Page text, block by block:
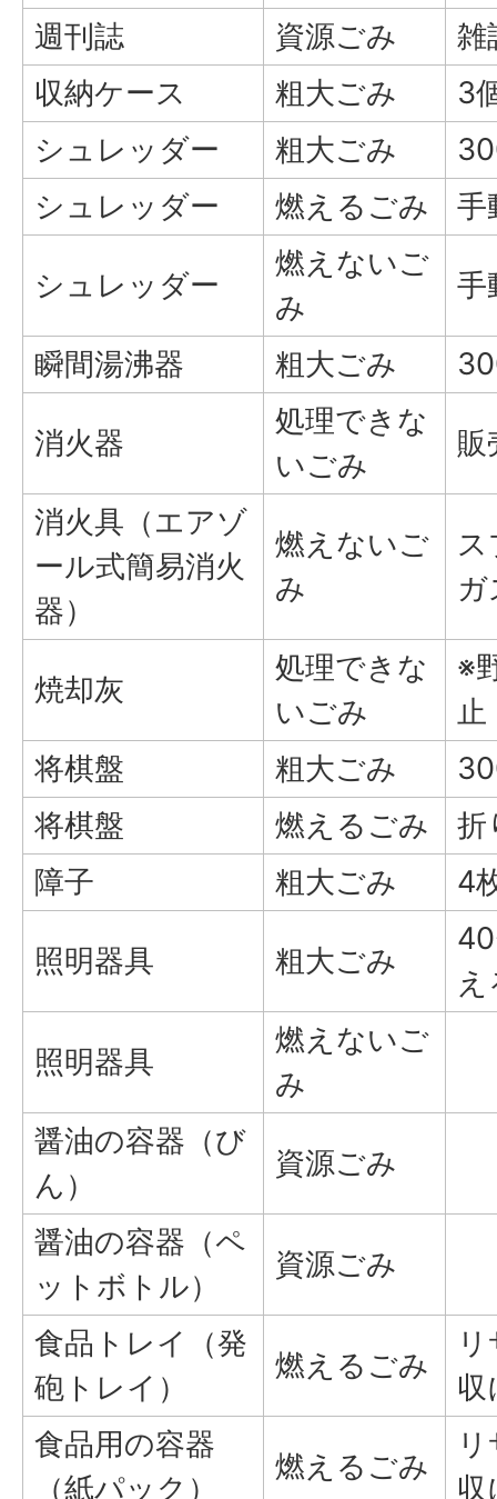
週刊誌 資源ごみ
雑
収納ケース
粗大ごみ
3
シュレッダー
粗大ごみ
シュレッダー
燃えるごみ 手
シュレッダー
燃えないご
み
手
瞬間湯沸器 粗大ごみ
消火器
処理できな
いごみ
販
消火具（エアゾ
ール式簡易消火
器）
燃えないご
み
ス
焼却灰
処理できな
いごみ
※
止
将棋盤
粗大ごみ
将棋盤
燃えるごみ
折
障子
粗大ごみ 4
照明器具 粗大ごみ
照明器具
燃えないご
み
醤油の容器（び
ん）
資源ごみ
醤油の容器（ペ
ットボトル）
資源ごみ
食品トレイ（発
砲トレイ）
燃えるごみ
収
食品用の容器
（紙パック）
燃えるごみ
収